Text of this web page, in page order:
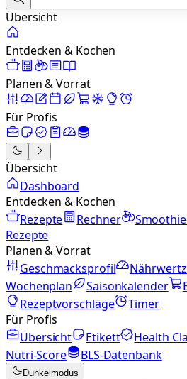
Übersicht
Entdecken & Kochen
Planen & Vorrat
Für Profis
Übersicht
Dashboard
Entdecken & Kochen
Rezepte
Rechner
Rezepte
Planen & Vorrat
Geschmacksprofil
Wochenplan
Saisonkalender
Rezeptvorschläge
Timer
Für Profis
Übersicht
Etikett Health
Nutri-Score
BLS-Datenbank
Dunkelmodus